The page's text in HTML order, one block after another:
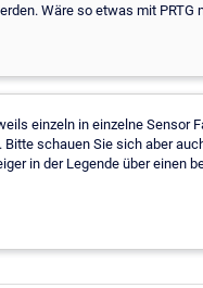
Wäre so etwas mit
einzeln in einzelne Sensor
schauen Sie sich aber
in der Legende über einen